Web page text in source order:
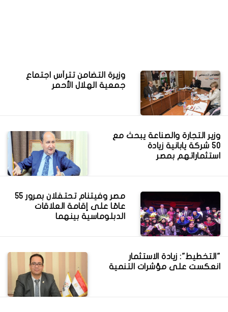
وزيرة التضامن تترأس اجتماع
جمعية الهلال الأحمر
وزير التجارة والصناعة يبحث مع
50 شركة يابانية زيادة
استثماراتهم بمصر
مصر وفيتنام تحتفلان بمرور 55
عامًا على إقامة العلاقات
الدبلوماسية بينهما
"التخطيط": زيادة الاستثمار
انعكست على مؤشرات التنمية